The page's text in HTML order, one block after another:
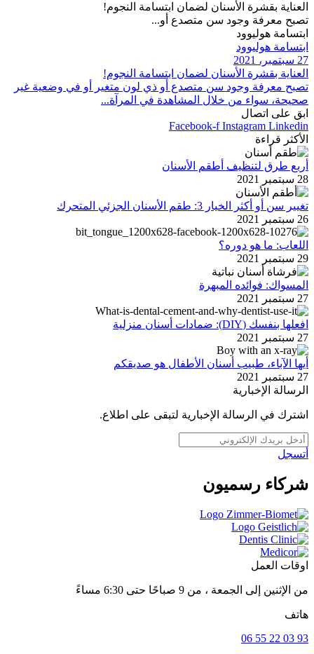
العناية بقشرة الأسنان لضمان ابتسامة النجوم!
تصبح معرفة وجود سن متصدع أو...
ابتسامة هوليوود
ابتسامة هوليوود
27 سبتمبر، 2021
العناية بقشرة الأسنان لضمان ابتسامة النجوم!
تصبح معرفة وجود سن متصدع أو ذي لون متغير أو في وضعية غير
صحيحة، سواء من خلال المشاهدة في المرآة...
ابق على اتصال
Facebook-f Instagram Linkedin
الأكثر قراءة
أربع طرق لتنظيف أطقم الأسنان
28 سبتمبر 2021
تغيير سن أو أكثر الخيار 3: طقم الأسنان الجزئي المتحرك
26 سبتمبر 2021
اللعاب: ما هو دوره؟
29 سبتمبر 2021
المسواك: فوائده المبهرة
27 سبتمبر 2021
افعلها بنفسك (DIY): ضمادات أسنان منزلية
27 سبتمبر 2021
أيها الآباء، طبيب أسنان الأطفال هو صديقكم
27 سبتمبر 2021
الرسالة الإخبارية
اشترك في الرسالة الإخبارية لتبقى على اطلاع.
أتسجل
شركاء رسميون
اوقات العمل
من الإثنين إلى الجمعة ، من 9 صباحًا حتى 6:30 مساءً
هاتف
93 03 22 55 06